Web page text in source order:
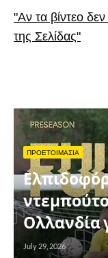
"Αν τα βίντεο
της Σελίδας"
ΠΡΟΕΤΟΙΜΑΣΙΑ
Ολλανδία
July 29, 2026